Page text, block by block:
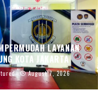
LAYANAN
KOTA JAKARTA
August 7, 2026